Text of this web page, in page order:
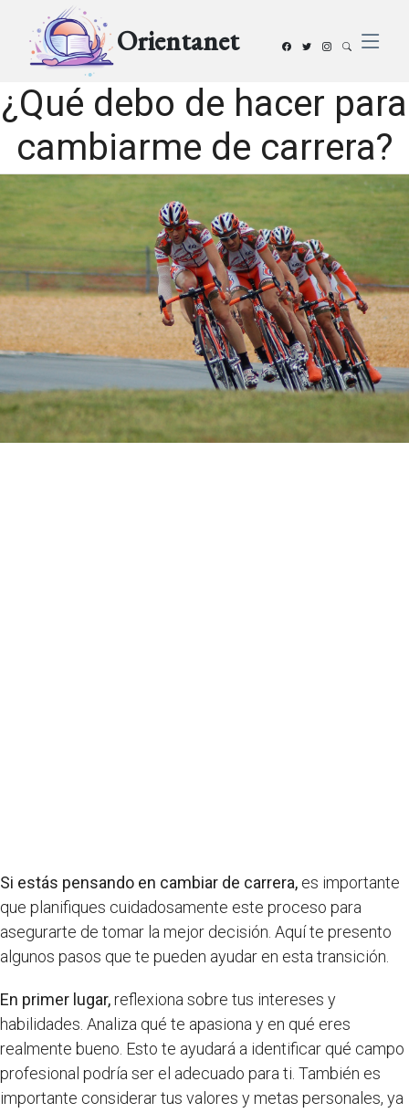
Orientanet
¿Qué debo de hacer para
cambiarme de carrera?
Si estás pensando en cambiar de carrera, es importante
que planifiques cuidadosamente este proceso para
asegurarte de tomar la mejor decisión. Aquí te presento
algunos pasos que te pueden ayudar en esta transición.
En primer lugar,reflexiona sobre tus intereses y
habilidades. Analiza qué te apasiona y en qué eres
realmente bueno. Esto te ayudará a identificar qué campo
profesional podría ser el adecuado para ti. También es
importante considerar tus valores y metas personales, ya